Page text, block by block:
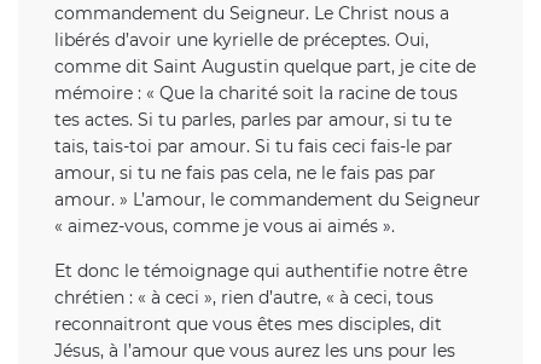
commandement du Seigneur. Le Christ nous a
libérés d’avoir une kyrielle de préceptes. Oui,
comme dit Saint Augustin quelque part, je cite de
mémoire : « Que la charité soit la racine de tous
tes actes. Si tu parles, parles par amour, si tu te
tais, tais-toi par amour. Si tu fais ceci fais-le par
amour, si tu ne fais pas cela, ne le fais pas par
amour. » L’amour, le commandement du Seigneur
« aimez-vous, comme je vous ai aimés ».
Et donc le témoignage qui authentifie notre être
chrétien : « à ceci », rien d’autre, « à ceci, tous
reconnaitront que vous êtes mes disciples, dit
Jésus, à l’amour que vous aurez les uns pour les